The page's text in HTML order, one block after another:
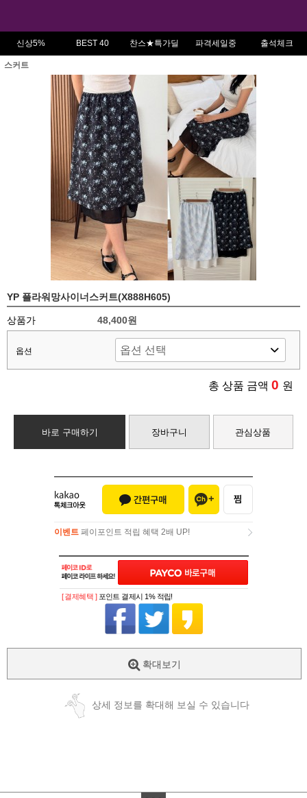
신상5% BEST 40 찬스★특가딜 파격세일중 출석체크
스커트
YP 플라워망사이너스커트(X888H605)
상품가 48,400원
옵션
총 상품 금액 0 원
바로 구매하기 장바구니 관심상품
이벤트 페이포인트 적립 혜택 2배 UP!
[ 결제혜택 ] 포인트 결제시 1% 적립!
확대보기
상세 정보를 확대해 보실 수 있습니다